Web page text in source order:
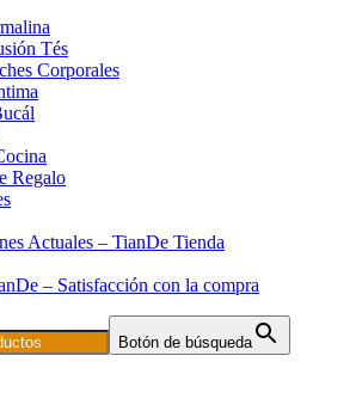
Tés
Corporales
Regalo
Actuales – TianDe Tienda
– Satisfacción con la compra
Botón de búsqueda